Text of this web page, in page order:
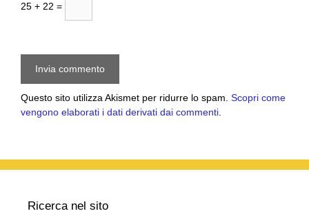
25 + 22 =
Questo sito utilizza Akismet per ridurre lo spam. Scopri come
vengono elaborati i dati derivati dai commenti.
Ricerca nel sito